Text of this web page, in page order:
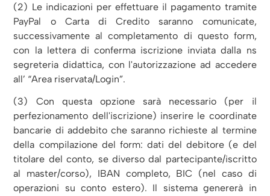
(2) Le indicazioni per effettuare il pagamento tramite
PayPal o Carta di Credito saranno comunicate,
successivamente al completamento di questo form,
con la lettera di conferma iscrizione inviata dalla ns
segreteria didattica, con l'autorizzazione ad accedere
all’ “Area riservata/Login”.
(3) Con questa opzione sarà necessario (per il
perfezionamento dell'iscrizione) inserire le coordinate
bancarie di addebito che saranno richieste al termine
della compilazione del form: dati del debitore (e del
titolare del conto, se diverso dal partecipante/iscritto
al master/corso), IBAN completo, BIC (nel caso di
operazioni su conto estero). Il sistema genererà in